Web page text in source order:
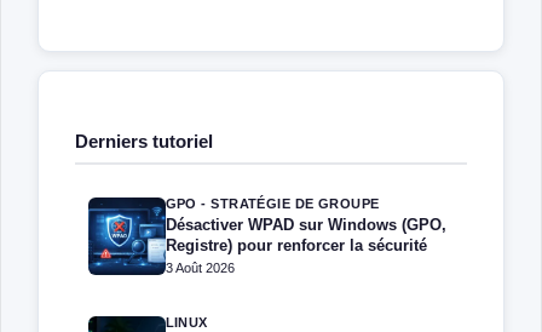
Derniers tutoriel
GPO - STRATÉGIE DE GROUPE
Désactiver WPAD sur Windows (GPO,
Registre) pour renforcer la sécurité
3 Août 2026
LINUX